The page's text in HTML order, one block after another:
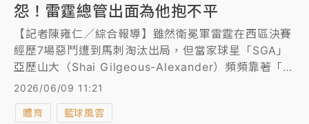
怨！雷霆總管出面為他抱不平
【記者陳雍仁／綜合報導】雖然衛冕軍雷霆在西區決賽
經歷7場惡鬥遭到馬刺淘汰出局，但當家球星「SGA」
亞歷山大（Shai Gilgeous-Alexander）頻頻靠著「假
摔買犯」的球風始終遭到熱議，對於外界的質疑與不滿
聲浪，雷霆總管普雷斯蒂（Sam Presti）特別出面為
他抱不平。
2026/06/09 11:21
體育 籃球風雲